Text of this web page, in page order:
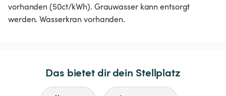
vorhanden (50ct/kWh). Grauwasser kann entsorgt
werden. Wasserkran vorhanden.
Das bietet dir dein Stellplatz